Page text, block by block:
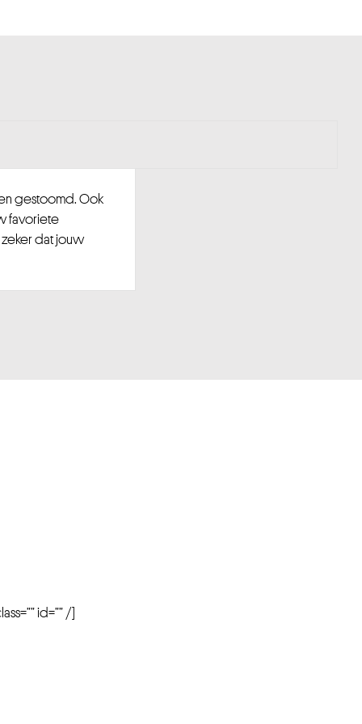
gestoomd. Ook
favoriete
dat jouw
id=”” /]